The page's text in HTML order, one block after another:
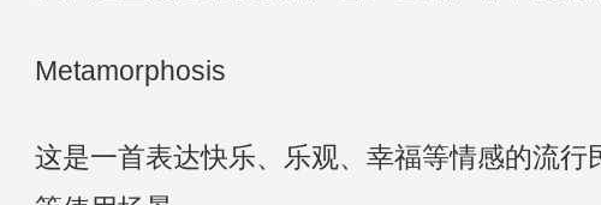
Metamorphosis
这是一首表达快乐、乐观、幸福等情感的流